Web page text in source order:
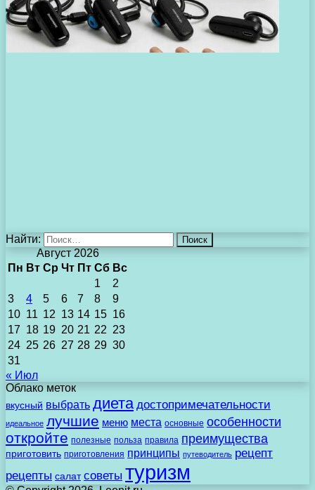
Найти:
Август 2026
Пн Вт Ср Чт Пт Сб Вс
1
2
3
4 5 6 7 8
9
10 11 12 13 14 15 16
17 18 19 20 21 22 23
24 25 26 27 28 29 30
31
« Июл
Облако меток
вкусный выбрать диета достопримечательности
идеальное лучшие меню места основные особенности
откройте полезные польза правила преимущества
приготовить приготовления принципы путеводитель рецепт
рецепты салат советы туризм